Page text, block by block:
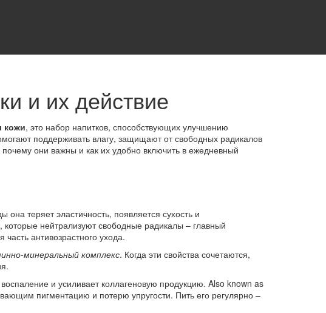
и их действие
кожи, это набор напитков, способствующих улучшению
поддерживать влагу, защищают от свободных радикалов
они важны и как их удобно включить в ежедневный
теряет эластичность, появляется сухость и
нейтрализуют свободные радикалы – главный
антивозрастного ухода.
минеральный комплекс. Когда эти свойства сочетаются,
и усиливает коллагеновую продукцию. Also known as
пигментацию и потерю упругости. Пить его регулярно –